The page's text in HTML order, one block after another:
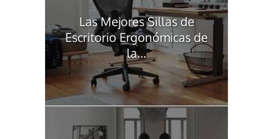
Las Mejores Sillas de
Escritorio Ergonómicas de
la...